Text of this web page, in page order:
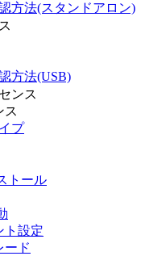
方法(スタンドアロン)
方法(USB)
ンス
ス
プ
トール
ト設定
ード